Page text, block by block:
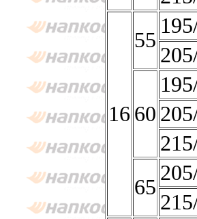
16
55
60
65